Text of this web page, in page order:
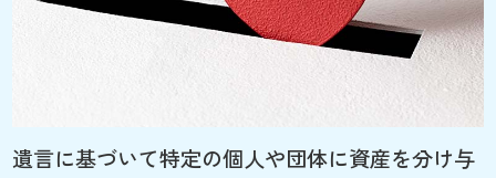
遺言に基づいて特定の個人や団体に資産を分け与